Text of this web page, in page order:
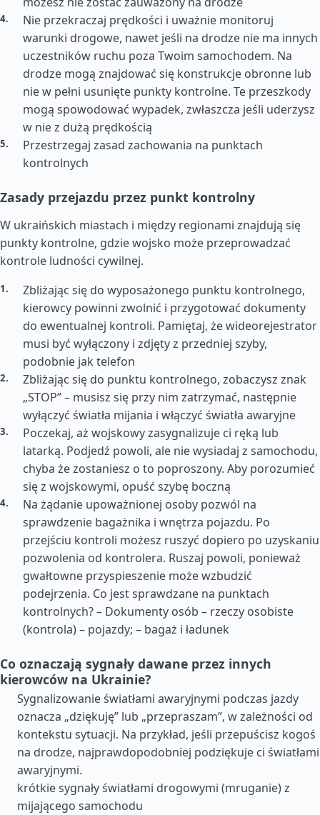
Nie przekraczaj prędkości i uważnie monitoruj
warunki drogowe, nawet jeśli na drodze nie ma innych
uczestników ruchu poza Twoim samochodem. Na
drodze mogą znajdować się konstrukcje obronne lub
nie w pełni usunięte punkty kontrolne. Te przeszkody
mogą spowodować wypadek, zwłaszcza jeśli uderzysz
w nie z dużą prędkością
Przestrzegaj zasad zachowania na punktach
kontrolnych
Zasady przejazdu przez punkt kontrolny
W ukraińskich miastach i między regionami znajdują się
punkty kontrolne, gdzie wojsko może przeprowadzać
kontrole ludności cywilnej.
Zbliżając się do wyposażonego punktu kontrolnego,
kierowcy powinni zwolnić i przygotować dokumenty
do ewentualnej kontroli. Pamiętaj, że wideorejestrator
musi być wyłączony i zdjęty z przedniej szyby,
podobnie jak telefon
Zbliżając się do punktu kontrolnego, zobaczysz znak
„STOP” – musisz się przy nim zatrzymać, następnie
wyłączyć światła mijania i włączyć światła awaryjne
Poczekaj, aż wojskowy zasygnalizuje ci ręką lub
latarką. Podjedź powoli, ale nie wysiadaj z samochodu,
chyba że zostaniesz o to poproszony. Aby porozumieć
się z wojskowymi, opuść szybę boczną
Na żądanie upoważnionej osoby pozwól na
sprawdzenie bagażnika i wnętrza pojazdu. Po
przejściu kontroli możesz ruszyć dopiero po uzyskaniu
pozwolenia od kontrolera. Ruszaj powoli, ponieważ
gwałtowne przyspieszenie może wzbudzić
podejrzenia. Co jest sprawdzane na punktach
kontrolnych? – Dokumenty osób – rzeczy osobiste
(kontrola) – pojazdy; – bagaż i ładunek
Co oznaczają sygnały dawane przez innych
kierowców na Ukrainie?
Sygnalizowanie światłami awaryjnymi podczas jazdy
oznacza „dziękuję” lub „przepraszam”, w zależności od
kontekstu sytuacji. Na przykład, jeśli przepuścisz kogoś
na drodze, najprawdopodobniej podziękuje ci światłami
awaryjnymi.
krótkie sygnały światłami drogowymi (mruganie) z
mijającego samochodu